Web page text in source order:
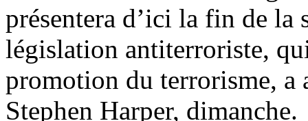
présentera d’ici la fin de la
législation antiterroriste,
promotion du terrorisme,
Stephen Harper, dimanche.